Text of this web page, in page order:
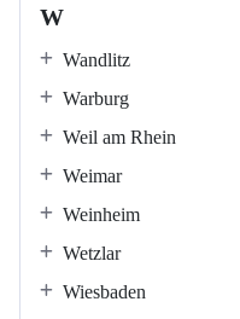
W
Wandlitz
Warburg
Weil am Rhein
Weimar
Weinheim
Wetzlar
Wiesbaden